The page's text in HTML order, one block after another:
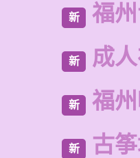
新 福
新 成
新 福
新 古